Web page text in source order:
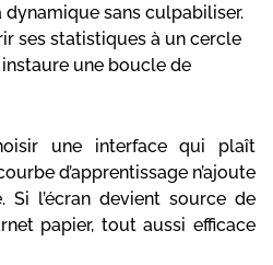
dynamique sans culpabiliser.
ses statistiques à un cercle
une boucle de
une interface qui plaît
d’apprentissage n’ajoute
Si l’écran devient source de
papier, tout aussi efficace